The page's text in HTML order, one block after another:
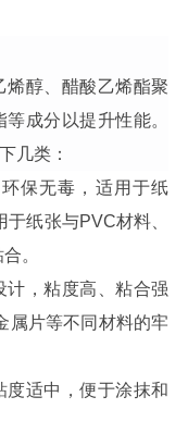
烯醇、醋酸乙烯酯聚
成分以提升性能。
几类：
保无毒，适用于纸
于纸张与PVC材料、
。
计，粘度高、粘合强
属片等不同材料的牢
度适中，便于涂抹和